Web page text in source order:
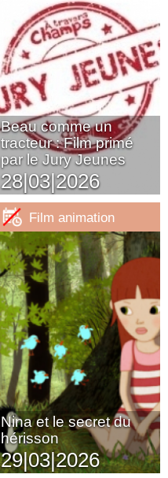
Beau comme un
tracteur : Film primé
par le Jury Jeunes
28|03|2026
Film animation
Nina et le secret du
hérisson
29|03|2026